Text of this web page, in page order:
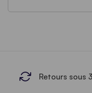
Retours sous